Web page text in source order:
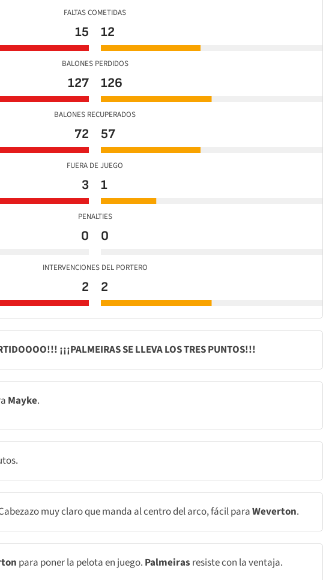
FALTAS COMETIDAS
15 12
BALONES PERDIDOS
127 126
BALONES RECUPERADOS
72 57
FUERA DE JUEGO
3 1
PENALTIES
0 0
INTERVENCIONES DEL PORTERO
2 2
¡¡¡PALMEIRAS SE LLEVA LOS TRES PUNTOS!!!
Mayke.
muy claro que manda al centro del arco, fácil paraWeverton.
para poner la pelota en juego. Palmeiras resiste con la ventaja.